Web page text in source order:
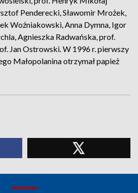
Penderecki, Sławomir Mrożek,
Woźniakowski, Anna Dymna, Igor
Agnieszka Radwańska, prof.
Jan Ostrowski. W 1996 r. pierwszy
Małopolanina otrzymał papież